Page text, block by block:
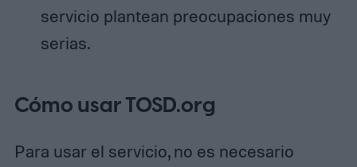
servicio plantean preocupaciones muy
serias.
Cómo usar TOSD.org
Para usar el servicio, no es necesario